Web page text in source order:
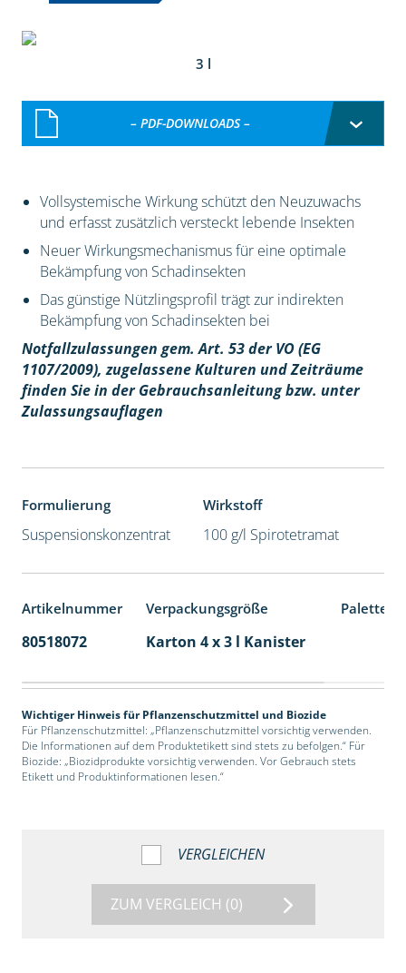
3 l
– PDF-DOWNLOADS –
Vollsystemische Wirkung schützt den Neuzuwachs
und erfasst zusätzlich versteckt lebende Insekten
Neuer Wirkungsmechanismus für eine optimale
Bekämpfung von Schadinsekten
Das günstige Nützlingsprofil trägt zur indirekten
Bekämpfung von Schadinsekten bei
Notfallzulassungen gem. Art. 53 der VO (EG
1107/2009), zugelassene Kulturen und Zeiträume
finden Sie in der Gebrauchsanleitung bzw. unter
Zulassungsauflagen
Formulierung
Suspensionskonzentrat
Wirkstoff
100 g/l Spirotetramat
Artikelnummer Verpackungsgröße
80518072 Karton 4 x 3 l Kanister
Wichtiger Hinweis für Pflanzenschutzmittel und Biozide
Für Pflanzenschutzmittel: „Pflanzenschutzmittel vorsichtig verwenden.
Die Informationen auf dem Produktetikett sind stets zu befolgen.“ Für
Biozide: „Biozidprodukte vorsichtig verwenden. Vor Gebrauch stets
Etikett und Produktinformationen lesen.“
VERGLEICHEN
ZUM VERGLEICH (0)